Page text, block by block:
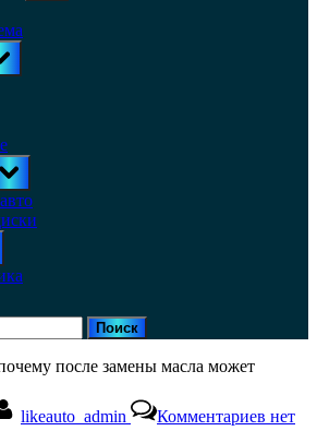
Toggle
sub-
menu
после замены масла может
likeauto_admin Комментариевзаписи
нет